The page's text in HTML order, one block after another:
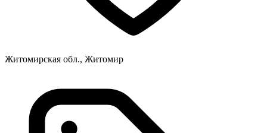
Житомирская обл., Житомир